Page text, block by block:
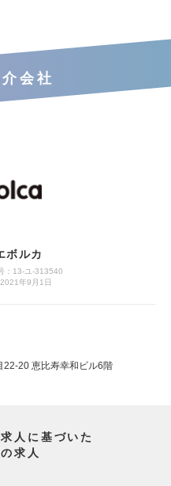
会社
ボルカ
：13‐ユ‐313540
年9月1日
20 恵比寿幸和ビル6階
人に基づいた
求人